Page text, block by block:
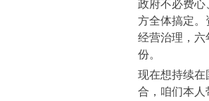
政府不必费心
方全体搞定。
经营治理，六
份。
现在想持续在
合，咱们本人